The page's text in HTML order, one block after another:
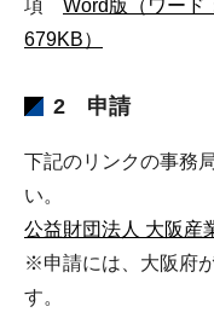
項 Word版（ワード
679KB）
2 申請
下記のリンクの事務
い。
公益財団法人 大阪産
※申請には、大阪府
す。